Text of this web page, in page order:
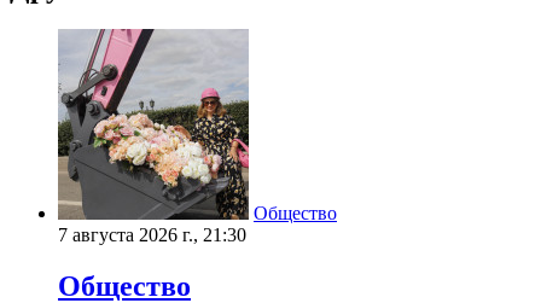
Общество
7 августа 2026 г., 21:30
Общество